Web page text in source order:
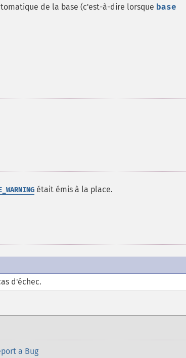
de la base (c'est-à-dire lorsque base
était émis à la place.
d'échec.
a Bug